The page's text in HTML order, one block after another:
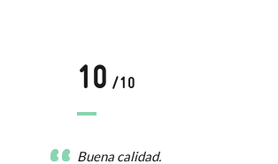
10 /10
Buena calidad.